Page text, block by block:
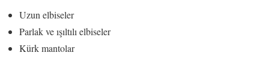
Uzun elbiseler
Parlak ve ışıltılı elbiseler
Kürk mantolar